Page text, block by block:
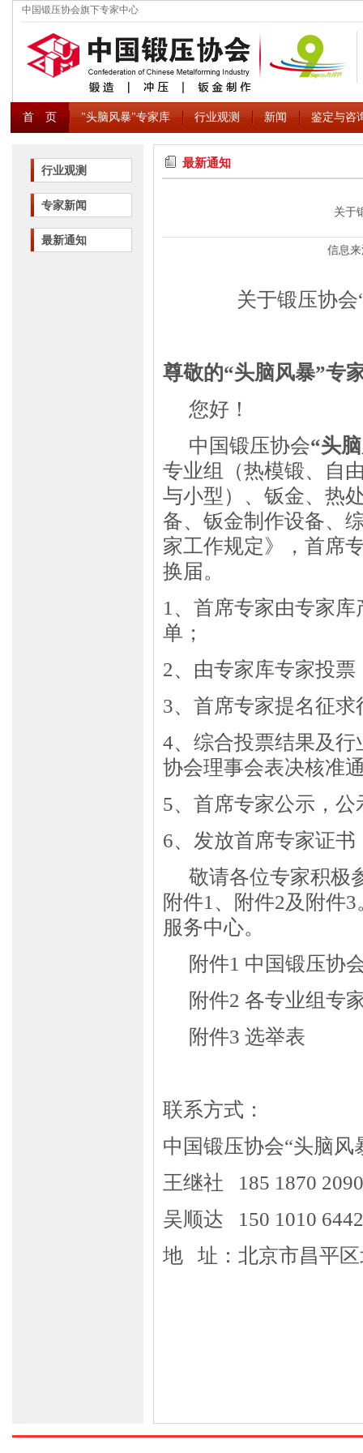
中国锻压协会旗下专家中心
首 页 "头脑风暴"专家库 行业观测 新闻 鉴定与咨
行业观测
专家新闻
最新通知
最新通知
关于
信息
关于锻压协会
尊敬的“头脑风暴”专
您好！
中国锻压协会“头
专业组（热模锻、自
与小型）、钣金、热
备、钣金制作设备、
家工作规定》，首席
换届。
1、首席专家由专家
单；
2、由专家库专家投
3、首席专家提名征
4、综合投票结果及
协会理事会表决核准
5、 首席专家公示，公
6、发放首席专家证
敬请各位专家积极
附件1、附件2及附件
服务中心。
附件1 中国锻压协
附件2 各专业组专
附件3 选举表
联系方式：
中国锻压协会“头脑风
王继社 185 1870
吴顺达 150 1010
地 址：北京市昌平